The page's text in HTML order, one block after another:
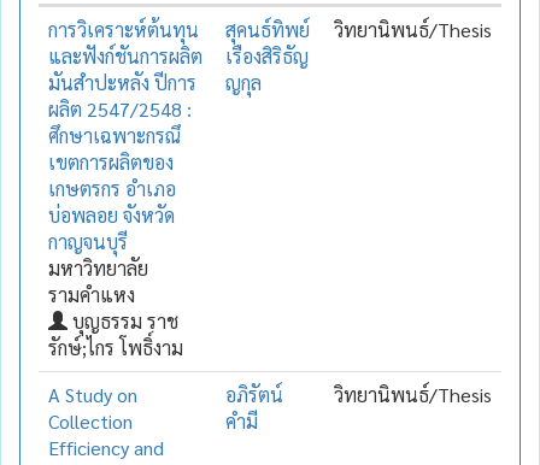
การวิเคราะห์ต้นทุน
และฟังก์ชันการผลิต
มันสำปะหลัง ปีการ
ผลิต 2547/2548 :
ศึกษาเฉพาะกรณึ
เขตการผลิตของ
เกษตรกร อำเภอ
บ่อพลอย จังหวัด
กาญจนบุรี
มหาวิทยาลัย
รามคำแหง
บุญธรรม ราช
รักษ์;ไกร โพธิ์งาม
สุคนธ์ทิพย์
เรืองสิริธัญ
ญกุล
วิทยานิพนธ์/Thesis
A Study on
Collection
Efficiency and
อภิรัตน์
คำมี
วิทยานิพนธ์/Thesis